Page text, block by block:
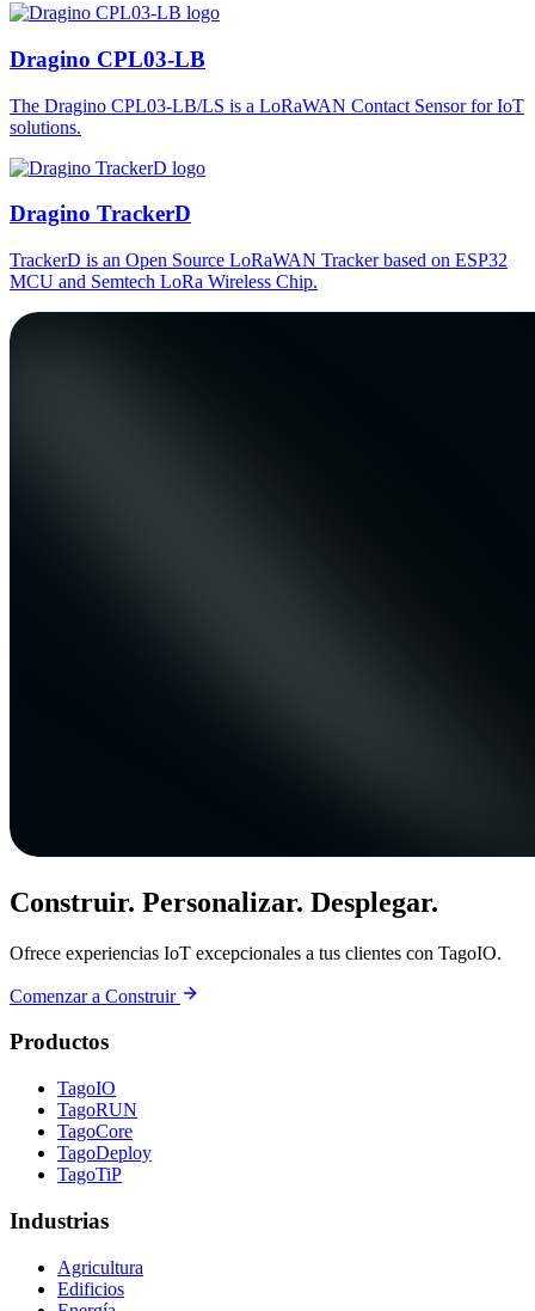
Dragino CPL03-LB
The Dragino CPL03-LB/LS is a LoRaWAN Contact Sensor for IoT
solutions.
Dragino TrackerD
TrackerD is an Open Source LoRaWAN Tracker based on ESP32
MCU and Semtech LoRa Wireless Chip.
Construir. Personalizar. Desplegar.
Ofrece experiencias IoT excepcionales a tus clientes con TagoIO.
Comenzar a Construir
Productos
TagoIO
TagoRUN
TagoCore
TagoDeploy
TagoTiP
Industrias
Agricultura
Edificios